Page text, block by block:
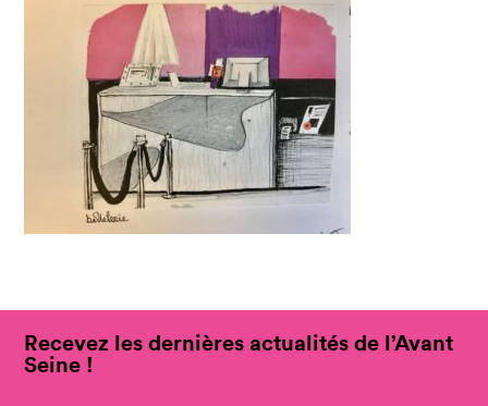
Recevez les dernières actualités de l’Avant
Seine !